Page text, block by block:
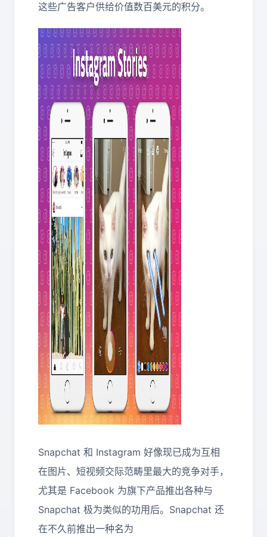
这些广告客户供给价值数百美元的积分。
Snapchat 和 Instagram 好像现已成为互相
在图片、短视频交际范畴里最大的竞争对手，
尤其是 Facebook 为旗下产品推出各种与
Snapchat 极为类似的功用后。Snapchat 还
在不久前推出一种名为